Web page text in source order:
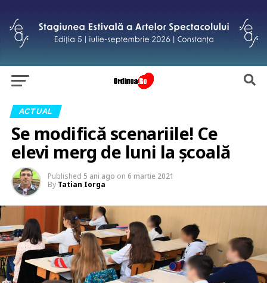
ACTUAL
Se modifică scenariile! Ce
elevi merg de luni la școală
Published 5 ani ago on 6 martie 2021
By Tatian Iorga